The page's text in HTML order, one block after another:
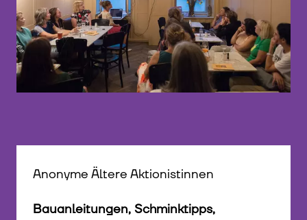
Anonyme Ältere Aktionistinnen
Bauanleitungen, Schminktipps,